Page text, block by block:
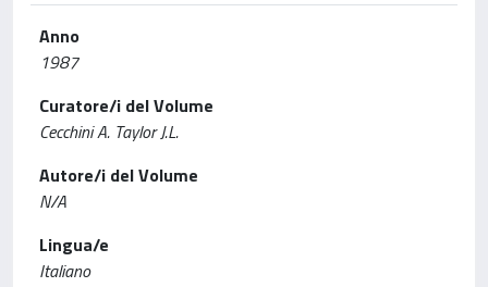
Anno
1987
Curatore/i del Volume
Cecchini A. Taylor J.L.
Autore/i del Volume
N/A
Lingua/e
Italiano